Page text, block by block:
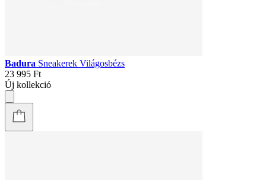
Badura Sneakerek Világosbézs
23 995 Ft
Új kollekció